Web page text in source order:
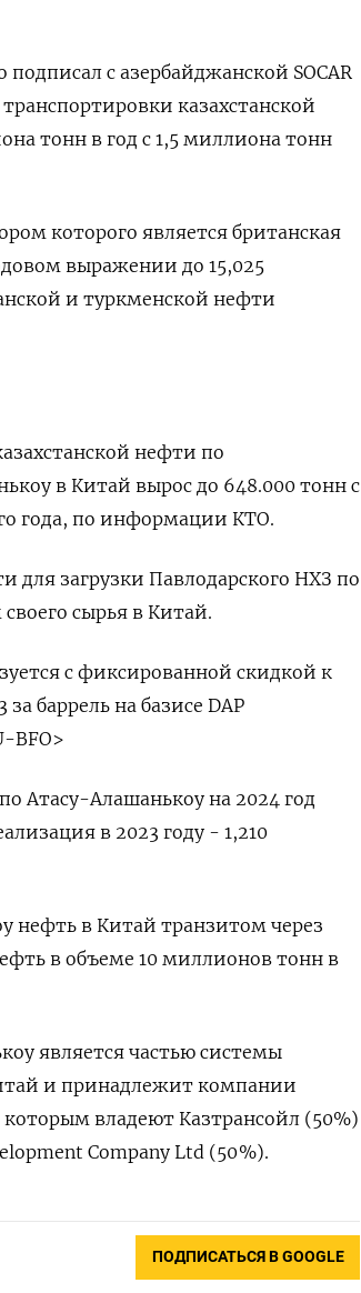
с азербайджанской SOCAR
казахстанской
тонн в год с 1,5 миллиона тонн
которого является британская
выражении до 15,025
и туркменской нефти
нефти по
в Китай вырос до 648.000 тонн с
года, по информации КТО.
для загрузки Павлодарского НХЗ по
сырья в Китай.
с фиксированной скидкой к
баррель на базисе DAP
BFO>
Атасу-Алашанькоу на 2024 год
в 2023 году - 1,210
в Китай транзитом через
в объеме 10 миллионов тонн в
является частью системы
и принадлежит компании
владеют Казтрансойл (50%)
Company Ltd (50 %).
ПОДПИСАТЬСЯ В GOOGLE